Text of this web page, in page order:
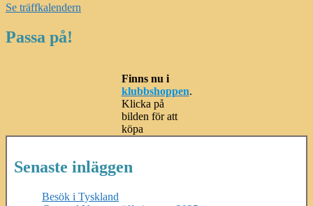
Se träffkalendern
Passa på!
Finns nu i
klubbshoppen.
Klicka på
bilden för att
köpa
Senaste inläggen
Besök i Tyskland